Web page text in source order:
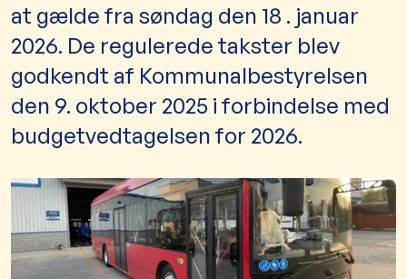
at gælde fra søndag den 18 . januar
2026. De regulerede takster blev
godkendt af Kommunalbestyrelsen
den 9. oktober 2025 i forbindelse med
budgetvedtagelsen for 2026.